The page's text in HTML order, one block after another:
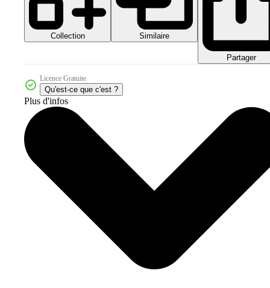
Collection Similaire
Partager
Licence Gratuite
Qu'est-ce que c'est ?
Plus d'infos